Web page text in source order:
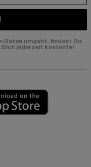
Daten umgeht, findest Du
Dich jederzeit kostenfei